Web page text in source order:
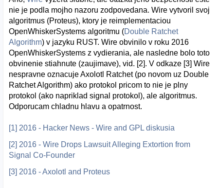
nie je podla mojho nazoru zodpovedana. Wire vytvoril svoj
algoritmus (Proteus), ktory je reimplementaciou
OpenWhiskerSystems algoritmu (Double Ratchet
Algorithm) v jazyku RUST. Wire obvinilo v roku 2016
OpenWhiskerSystems z vydierania, ale nasledne bolo toto
obvinenie stiahnute (zaujimave), vid. [2]. V odkaze [3] Wire
nespravne oznacuje Axolotl Ratchet (po novom uz Double
Ratchet Algorithm) ako protokol pricom to nie je plny
protokol (ako napriklad signal protokol), ale algoritmus.
Odporucam chladnu hlavu a opatrnost.
[1] 2016 - Hacker News - Wire and GPL diskusia
[2] 2016 - Wire Drops Lawsuit Alleging Extortion from
Signal Co-Founder
[3] 2016 - Axolotl and Proteus